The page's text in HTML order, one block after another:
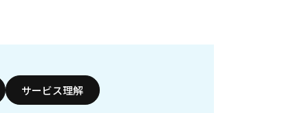
サービス理解